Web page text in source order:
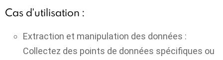
Cas d'utilisation :
Extraction et manipulation des données :
Collectez des points de données spécifiques ou